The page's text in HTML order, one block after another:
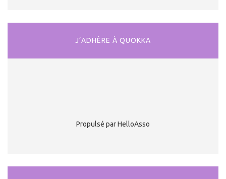
J’ADHÈRE À QUOKKA
Propulsé par HelloAsso